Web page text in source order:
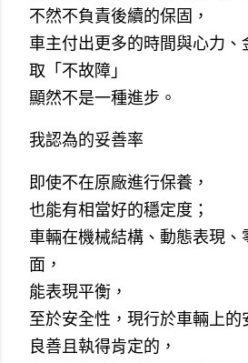
不然不負責後續的保固，
車主付出更多的時間與心力
取「不故障」
顯然不是一種進步。
我認為的妥善率
即使不在原廠進行保養，
也能有相當好的穩定度；
車輛在機械結構、動態表現、
面，
能表現平衡，
至於安全性，現行於車輛上的
良善且執得肯定的，